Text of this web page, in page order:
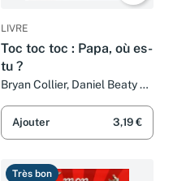
LIVRE
Toc toc toc : Papa, où es-
tu ?
Bryan Collier, Daniel Beaty et
Ajouter 3,19 €
Très bon